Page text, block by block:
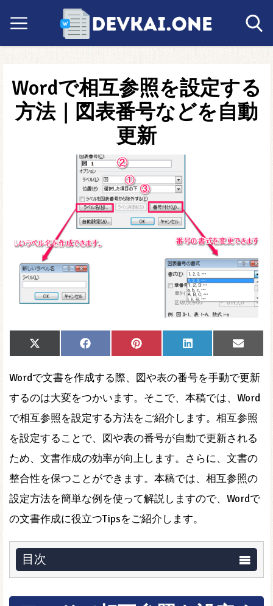
Wordで相互参照を設定する
方法｜図表番号などを自動
更新
Share
on
X
(Twitter)
Share
on
Facebook
Share
on
Pinterest
Share
on
LinkedIn
Share
on
Email
Wordで文書を作成する際、図や表の番号を手動で更新
するのは大変をつかいます。そこで、本稿では、Word
で相互参照を設定する方法をご紹介します。相互参照
を設定することで、図や表の番号が自動で更新される
ため、文書作成の効率が向上します。さらに、文書の
整合性を保つことができます。本稿では、相互参照の
設定方法を簡単な例を使って解説しますので、Wordで
の文書作成に役立つTipsをご紹介します。
目次